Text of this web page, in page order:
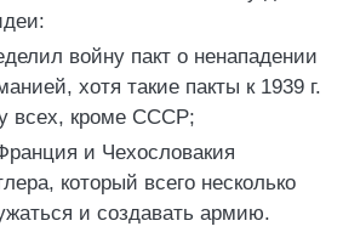
войну пакт о ненападении
хотя такие пакты к 1939 г.
всех, кроме СССР;
и Чехословакия
который всего несколько
и создавать армию.